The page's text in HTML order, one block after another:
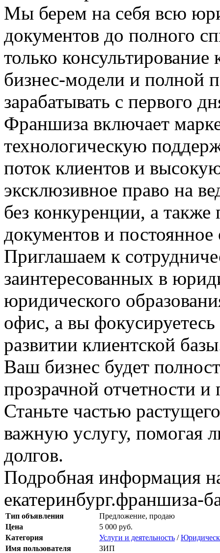
Мы берем на себя всю
документов до полного
только консультирование
бизнес-модели и полной
зарабатывать с первого
Франшиза включает
технологическую
поток клиентов и
эксклюзивное право на
без конкуренции, а
документов и постоянное
Приглашаем к
заинтересованных в
юридического
офис, а вы
развитии клиентской
Ваш бизнес будет
прозрачной отчетности
Станьте частью
важную услугу, помогая
долгов.
Подробная информация
екатеринбург.франшиза-
Тип объявления
Предложение, продаю
Цена
5 000 руб.
Категория
Услуги и деятельность /
Имя пользователя
ЗИП